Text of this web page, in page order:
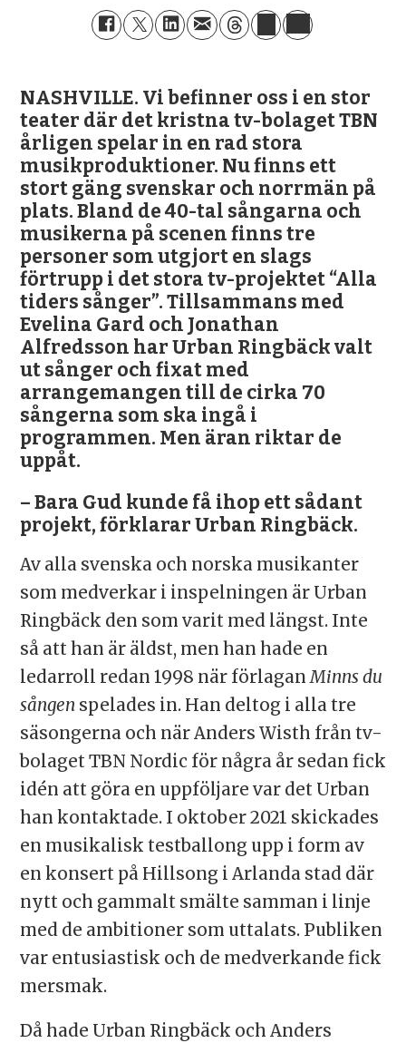
NASHVILLE. Vi befinner oss i en stor
teater där det kristna tv-bolaget TBN
årligen spelar in en rad stora
musikproduktioner. Nu finns ett
stort gäng svenskar och norrmän på
plats. Bland de 40-tal sångarna och
musikerna på scenen finns tre
personer som utgjort en slags
förtrupp i det stora tv-projektet “Alla
tiders sånger”. Tillsammans med
Evelina Gard och Jonathan
Alfredsson har Urban Ringbäck valt
ut sånger och fixat med
arrangemangen till de cirka 70
sångerna som ska ingå i
programmen. Men äran riktar de
uppåt.
– Bara Gud kunde få ihop ett sådant
projekt, förklarar Urban Ringbäck.
Av alla svenska och norska musikanter
som medverkar i inspelningen är Urban
Ringbäck den som varit med längst. Inte
så att han är äldst, men han hade en
ledarroll redan 1998 när förlaganMinns du
sångenspelades in. Han deltog i alla tre
säsongerna och när Anders Wisth från tv-
bolaget TBN Nordic för några år sedan fick
idén att göra en uppföljare var det Urban
han kontaktade. I oktober 2021 skickades
en musikalisk testballong upp i form av
en konsert på Hillsong i Arlanda stad där
nytt och gammalt smälte samman i linje
med de ambitioner som uttalats. Publiken
var entusiastisk och de medverkande fick
mersmak.
Då hade Urban Ringbäck och Anders